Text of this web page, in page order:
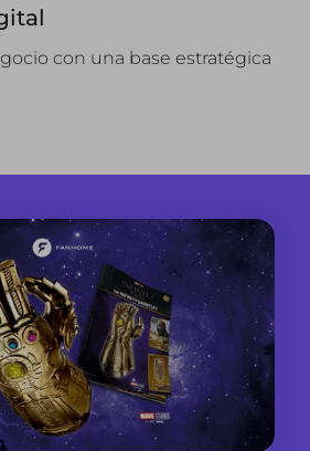
con una base estratégica